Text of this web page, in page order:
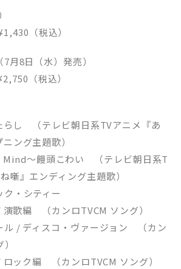
（税込）
月8日（水）発売）
（税込）
らし （テレビ朝日系TVアニメ『あ
ング主題歌）
Mind～饅頭こわい （テレビ朝日系T
噺』エンディング主題歌）
・シティー
歌編 （カンロTVCM ソング）
ル / ディスコ・ヴァージョン （カン
ック編 （カンロTVCM ソング）